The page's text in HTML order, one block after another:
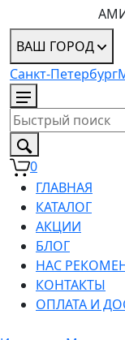
ВАШ ГОРОД
Санкт-Петербург
0
ГЛАВНАЯ
КАТАЛОГ
АКЦИИ
БЛОГ
НАС
КОНТАКТЫ
ОПЛАТА И